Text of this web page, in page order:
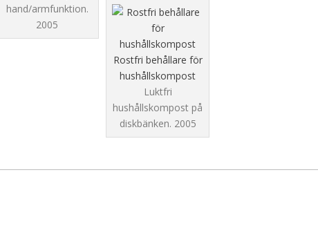
hand/armfunktion.
2005
Rostfri behållare för
hushållskompost
Luktfri
hushållskompost på
diskbänken. 2005